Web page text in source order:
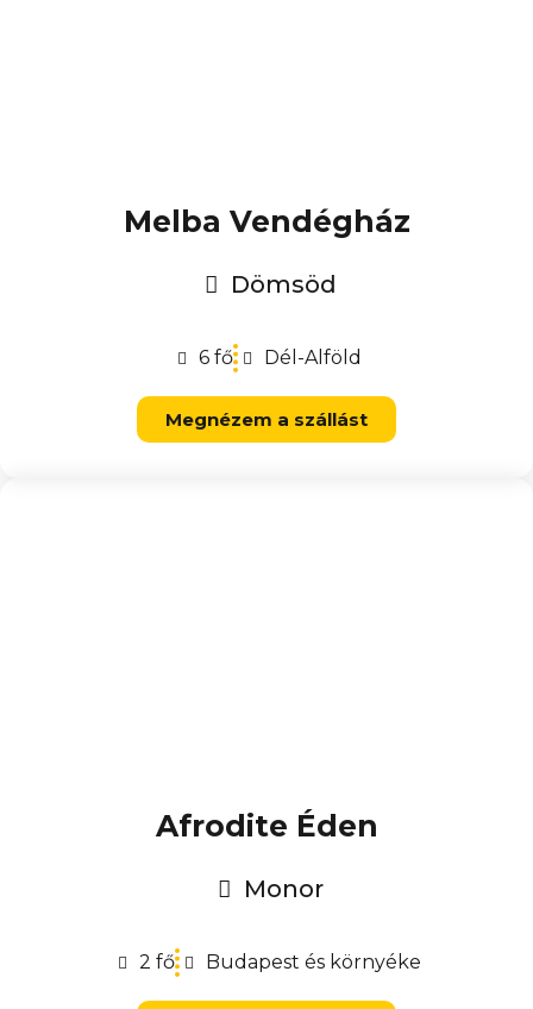
Melba Vendégház
Dömsöd
6 fő Dél-Alföld
Megnézem a szállást
Afrodite Éden
Monor
2 fő Budapest és környéke